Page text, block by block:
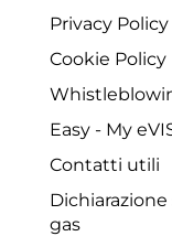
Privacy Policy
Cookie Policy
Easy - My
Contatti utili
gas